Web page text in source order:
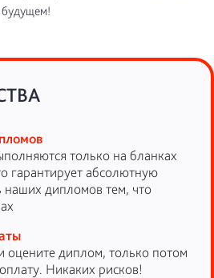
только на бланках
гарантирует абсолютную
наших дипломов тем, что
оцените диплом, только потом
Никаких рисков!